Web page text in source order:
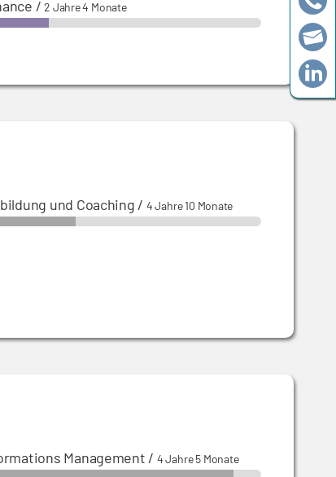
/2 Jahre 4 Monate
und Coaching / 4 Jahre 10 Monate
Management / 4 Jahre 5 Monate